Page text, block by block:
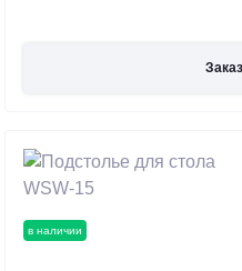
в наличии